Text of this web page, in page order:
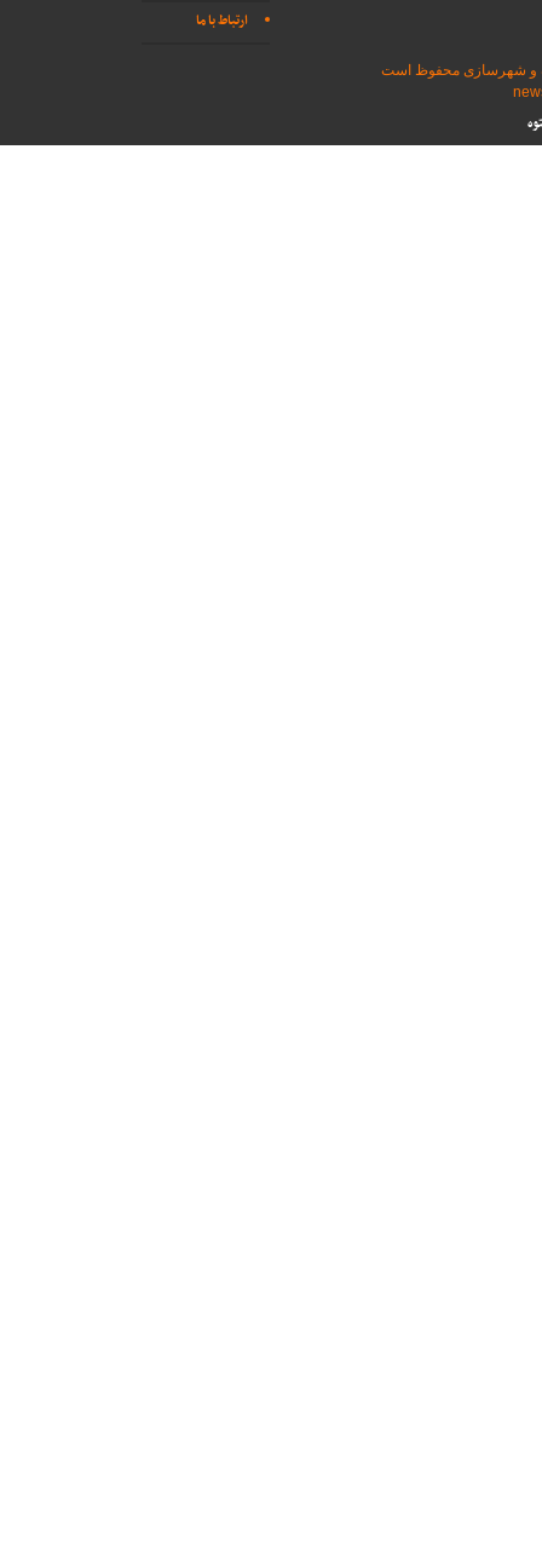
ارتباط با ما
و شهرسازی محفوظ است